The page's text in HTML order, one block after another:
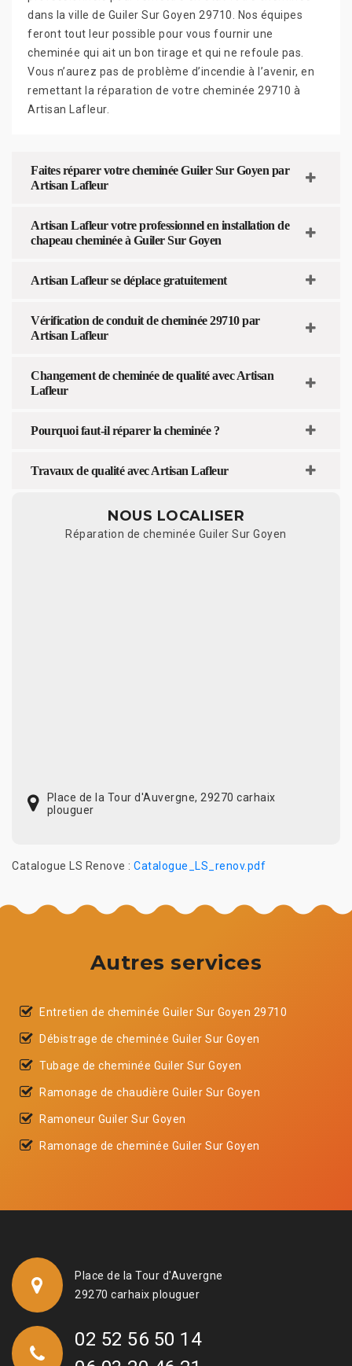
dans la ville de Guiler Sur Goyen 29710. Nos équipes
feront tout leur possible pour vous fournir une
cheminée qui ait un bon tirage et qui ne refoule pas.
Vous n’aurez pas de problème d’incendie à l’avenir, en
remettant la réparation de votre cheminée 29710 à
Artisan Lafleur.
Faites réparer votre cheminée Guiler Sur Goyen par
Artisan Lafleur
Artisan Lafleur votre professionnel en installation de
chapeau cheminée à Guiler Sur Goyen
Artisan Lafleur se déplace gratuitement
Vérification de conduit de cheminée 29710 par
Artisan Lafleur
Changement de cheminée de qualité avec Artisan
Lafleur
Pourquoi faut-il réparer la cheminée ?
Travaux de qualité avec Artisan Lafleur
NOUS LOCALISER
Réparation de cheminée Guiler Sur Goyen
Place de la Tour d'Auvergne, 29270 carhaix
plouguer
Catalogue LS Renove : Catalogue_LS_renov.pdf
Autres services
Entretien de cheminée Guiler Sur Goyen 29710
Débistrage de cheminée Guiler Sur Goyen
Tubage de cheminée Guiler Sur Goyen
Ramonage de chaudière Guiler Sur Goyen
Ramoneur Guiler Sur Goyen
Ramonage de cheminée Guiler Sur Goyen
Place de la Tour d'Auvergne
29270 carhaix plouguer
02 52 56 50 14